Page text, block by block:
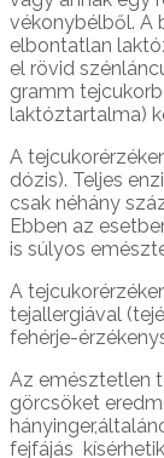
vékonybélből. A
elbontatlan
el rövid
gramm
laktóztartalma)
A
dózis). Teljes
csak néhány
Ebben az
is súlyos
A
tejallergiával
fehérje-
Az emésztetlen
görcsöket
fejfájás